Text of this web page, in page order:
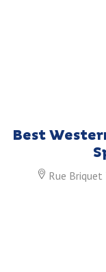
Best
Rue Briquet